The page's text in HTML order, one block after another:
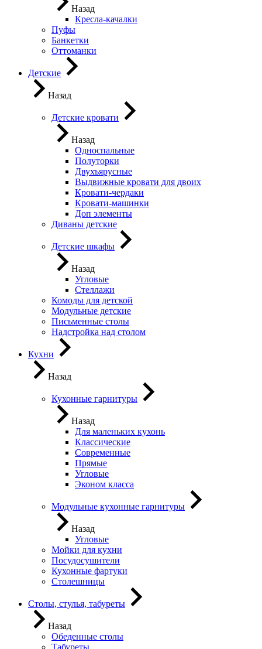
Назад
Кресла-качалки
Пуфы
Банкетки
Оттоманки
Детские
Назад
Детские кровати
Назад
Односпальные
Полуторки
Двухъярусные
Выдвижные кровати для двоих
Кровати-чердаки
Кровати-машинки
Доп элементы
Диваны детские
Детские шкафы
Назад
Угловые
Стеллажи
Комоды для детской
Модульные детские
Письменные столы
Надстройка над столом
Кухни
Назад
Кухонные гарнитуры
Назад
Для маленьких кухонь
Классические
Современные
Прямые
Угловые
Эконом класса
Модульные кухонные гарнитуры
Назад
Угловые
Мойки для кухни
Посудосушители
Кухонные фартуки
Столешницы
Столы, стулья, табуреты
Назад
Обеденные столы
Табуреты